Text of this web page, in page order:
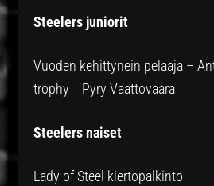
Steelers juniorit
Vuoden kehittynein pelaaja –
trophy Pyry Vaattovaara
Steelers naiset
Lady of Steel